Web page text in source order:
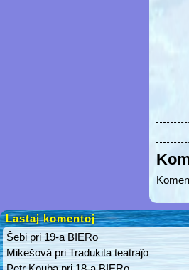
Lastaj komentoj
Ŝebi pri 19-a BIERo
Mikešovápri Tradukita teatraĵo